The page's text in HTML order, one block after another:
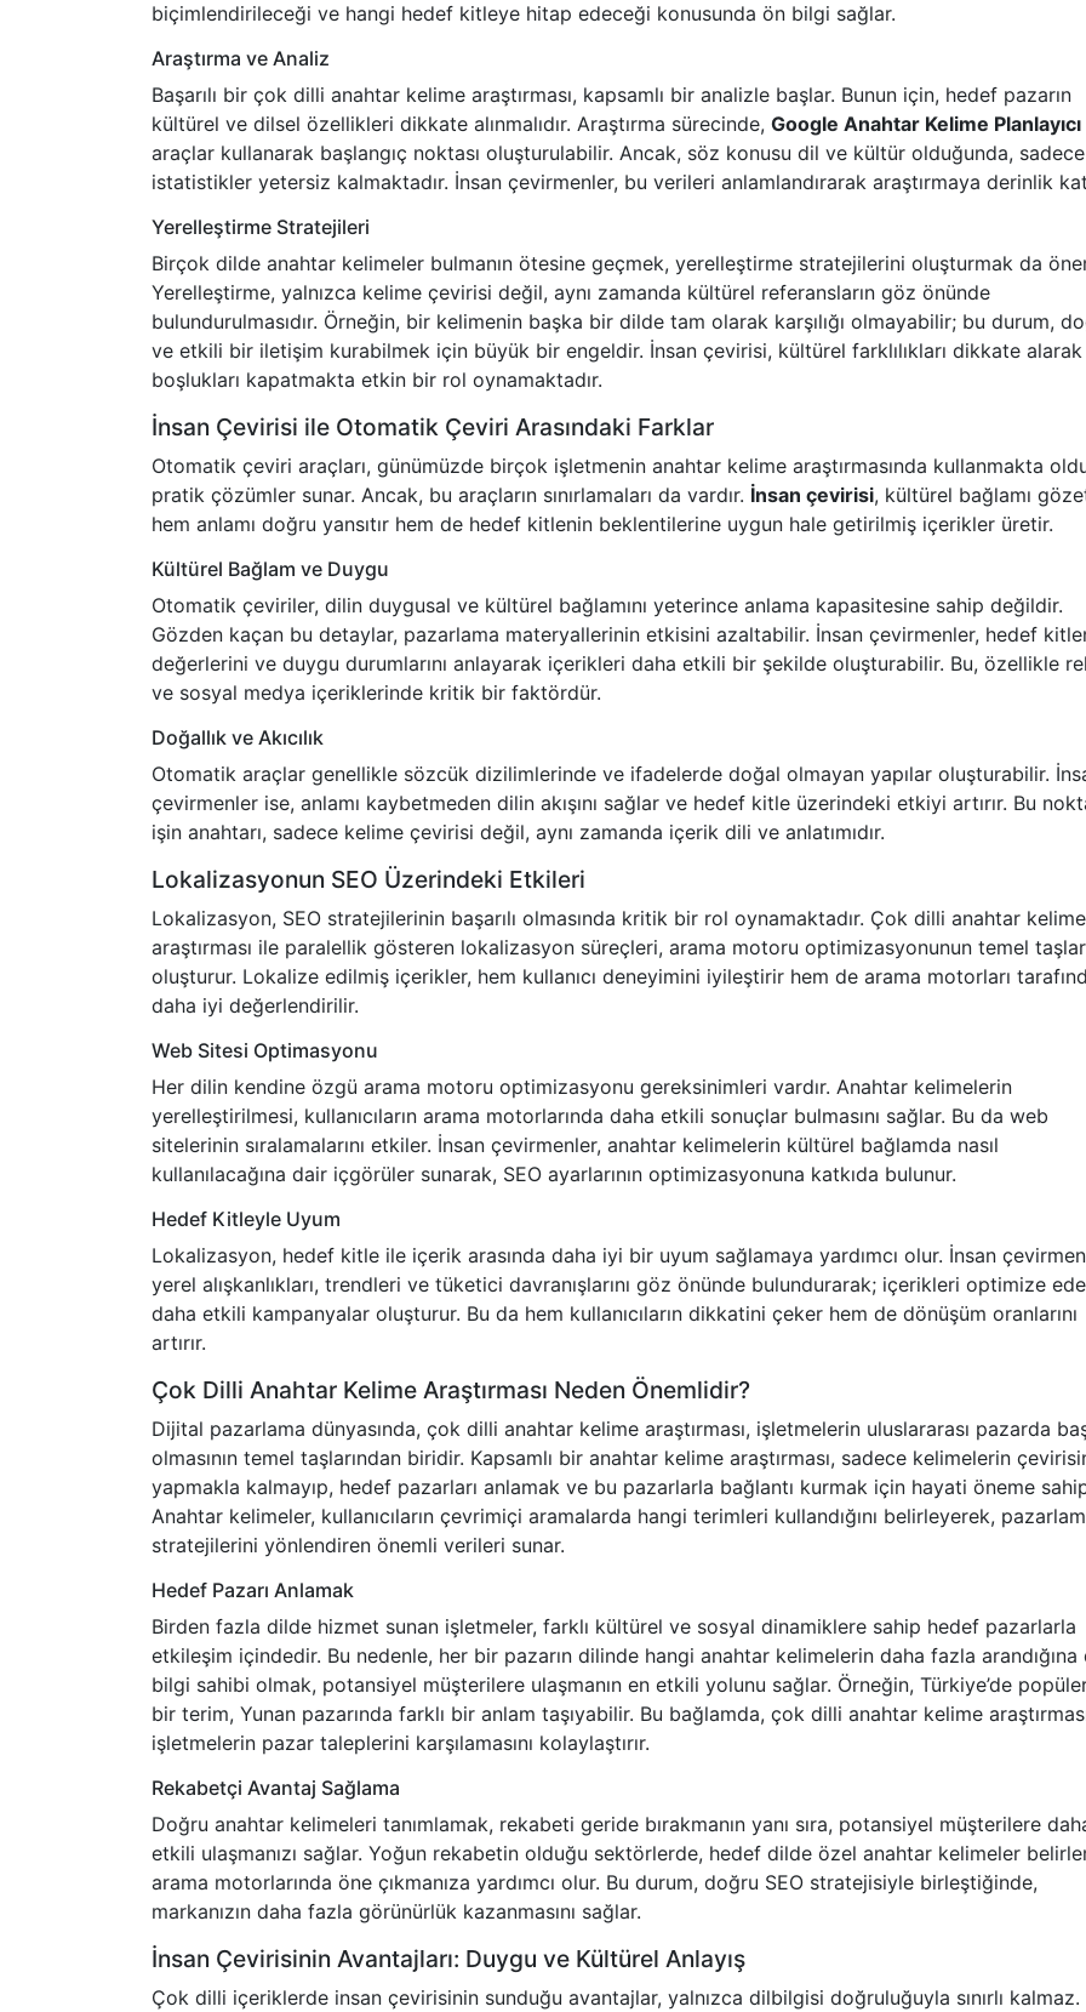
biçimlendirileceği ve hangi hedef kitleye hitap edeceği konusunda ön bilgi sağlar.
Araştırma ve Analiz
Başarılı bir çok dilli anahtar kelime araştırması, kapsamlı bir analizle başlar. Bunun için, hedef pazarın
kültürel ve dilsel özellikleri dikkate alınmalıdır. Araştırma sürecinde, Google Anahtar Kelime Planlayıcı
araçlar kullanarak başlangıç noktası oluşturulabilir. Ancak, söz konusu dil ve kültür olduğunda, sadece
istatistikler yetersiz kalmaktadır. İnsan çevirmenler, bu verileri anlamlandırarak araştırmaya derinlik
Yerelleştirme Stratejileri
Birçok dilde anahtar kelimeler bulmanın ötesine geçmek, yerelleştirme stratejilerini oluşturmak da
Yerelleştirme, yalnızca kelime çevirisi değil, aynı zamanda kültürel referansların göz önünde
bulundurulmasıdır. Örneğin, bir kelimenin başka bir dilde tam olarak karşılığı olmayabilir; bu durum,
ve etkili bir iletişim kurabilmek için büyük bir engeldir. İnsan çevirisi, kültürel farklılıkları dikkate
boşlukları kapatmakta etkin bir rol oynamaktadır.
İnsan Çevirisi ile Otomatik Çeviri Arasındaki Farklar
Otomatik çeviri araçları, günümüzde birçok işletmenin anahtar kelime araştırmasında kullanmakta
pratik çözümler sunar. Ancak, bu araçların sınırlamaları da vardır. İnsan çevirisi, kültürel bağlamı
hem anlamı doğru yansıtır hem de hedef kitlenin beklentilerine uygun hale getirilmiş içerikler üretir.
Kültürel Bağlam ve Duygu
Otomatik çeviriler, dilin duygusal ve kültürel bağlamını yeterince anlama kapasitesine sahip değildir.
Gözden kaçan bu detaylar, pazarlama materyallerinin etkisini azaltabilir. İnsan çevirmenler, hedef
değerlerini ve duygu durumlarını anlayarak içerikleri daha etkili bir şekilde oluşturabilir. Bu, özellikle
ve sosyal medya içeriklerinde kritik bir faktördür.
Doğallık ve Akıcılık
Otomatik araçlar genellikle sözcük dizilimlerinde ve ifadelerde doğal olmayan yapılar oluşturabilir.
çevirmenler ise, anlamı kaybetmeden dilin akışını sağlar ve hedef kitle üzerindeki etkiyi artırır. Bu
işin anahtarı, sadece kelime çevirisi değil, aynı zamanda içerik dili ve anlatımıdır.
Lokalizasyonun SEO Üzerindeki Etkileri
Lokalizasyon, SEO stratejilerinin başarılı olmasında kritik bir rol oynamaktadır. Çok dilli anahtar kelime
araştırması ile paralellik gösteren lokalizasyon süreçleri, arama motoru optimizasyonunun temel
oluşturur. Lokalize edilmiş içerikler, hem kullanıcı deneyimini iyileştirir hem de arama motorları
daha iyi değerlendirilir.
Web Sitesi Optimasyonu
Her dilin kendine özgü arama motoru optimizasyonu gereksinimleri vardır. Anahtar kelimelerin
yerelleştirilmesi, kullanıcıların arama motorlarında daha etkili sonuçlar bulmasını sağlar. Bu da web
sitelerinin sıralamalarını etkiler. İnsan çevirmenler, anahtar kelimelerin kültürel bağlamda nasıl
kullanılacağına dair içgörüler sunarak, SEO ayarlarının optimizasyonuna katkıda bulunur.
Hedef Kitleyle Uyum
Lokalizasyon, hedef kitle ile içerik arasında daha iyi bir uyum sağlamaya yardımcı olur. İnsan
yerel alışkanlıkları, trendleri ve tüketici davranışlarını göz önünde bulundurarak; içerikleri optimize
daha etkili kampanyalar oluşturur. Bu da hem kullanıcıların dikkatini çeker hem de dönüşüm oranlarını
artırır.
Çok Dilli Anahtar Kelime Araştırması Neden Önemlidir?
Dijital pazarlama dünyasında, çok dilli anahtar kelime araştırması, işletmelerin uluslararası pazarda
olmasının temel taşlarından biridir. Kapsamlı bir anahtar kelime araştırması, sadece kelimelerin
yapmakla kalmayıp, hedef pazarları anlamak ve bu pazarlarla bağlantı kurmak için hayati öneme
Anahtar kelimeler, kullanıcıların çevrimiçi aramalarda hangi terimleri kullandığını belirleyerek,
stratejilerini yönlendiren önemli verileri sunar.
Hedef Pazarı Anlamak
Birden fazla dilde hizmet sunan işletmeler, farklı kültürel ve sosyal dinamiklere sahip hedef pazarlarla
etkileşim içindedir. Bu nedenle, her bir pazarın dilinde hangi anahtar kelimelerin daha fazla arandığına
bilgi sahibi olmak, potansiyel müşterilere ulaşmanın en etkili yolunu sağlar. Örneğin, Türkiye’de
bir terim, Yunan pazarında farklı bir anlam taşıyabilir. Bu bağlamda, çok dilli anahtar kelime
işletmelerin pazar taleplerini karşılamasını kolaylaştırır.
Rekabetçi Avantaj Sağlama
Doğru anahtar kelimeleri tanımlamak, rekabeti geride bırakmanın yanı sıra, potansiyel müşterilere
etkili ulaşmanızı sağlar. Yoğun rekabetin olduğu sektörlerde, hedef dilde özel anahtar kelimeler
arama motorlarında öne çıkmanıza yardımcı olur. Bu durum, doğru SEO stratejisiyle birleştiğinde,
markanızın daha fazla görünürlük kazanmasını sağlar.
İnsan Çevirisinin Avantajları: Duygu ve Kültürel Anlayış
Çok dilli içeriklerde insan çevirisinin sunduğu avantajlar, yalnızca dilbilgisi doğruluğuyla sınırlı kalmaz.